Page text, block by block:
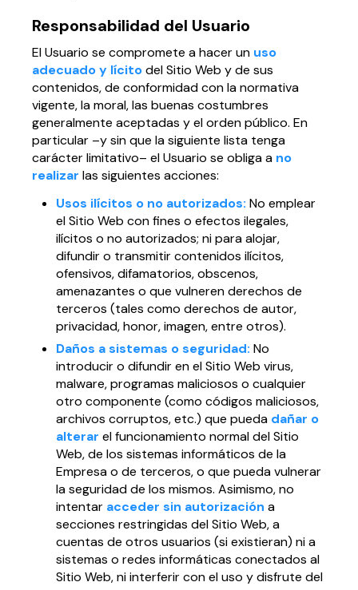
Responsabilidad del Usuario
El Usuario se compromete a hacer un uso
adecuado y lícitodel Sitio Web y de sus
contenidos, de conformidad con la normativa
vigente, la moral, las buenas costumbres
generalmente aceptadas y el orden público. En
particular –y sin que la siguiente lista tenga
carácter limitativo– el Usuario se obliga a no
realizar las siguientes acciones:
Usos ilícitos o no autorizados: No emplear
el Sitio Web con fines o efectos ilegales,
ilícitos o no autorizados; ni para alojar,
difundir o transmitir contenidos ilícitos,
ofensivos, difamatorios, obscenos,
amenazantes o que vulneren derechos de
terceros (tales como derechos de autor,
privacidad, honor, imagen, entre otros).
Daños a sistemas o seguridad: No
introducir o difundir en el Sitio Web virus,
malware, programas maliciosos o cualquier
otro componente (como códigos maliciosos,
archivos corruptos, etc.) que pueda dañar o
alterar el funcionamiento normal del Sitio
Web, de los sistemas informáticos de la
Empresa o de terceros, o que pueda vulnerar
la seguridad de los mismos. Asimismo, no
intentar acceder sin autorización a
secciones restringidas del Sitio Web, a
cuentas de otros usuarios (si existieran) ni a
sistemas o redes informáticas conectados al
Sitio Web, ni interferir con el uso y disfrute del